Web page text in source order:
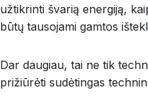
užtikrinti švarią energiją,
būtų tausojami gamtos
Dar daugiau, tai ne tik
prižiūrėti sudėtingas